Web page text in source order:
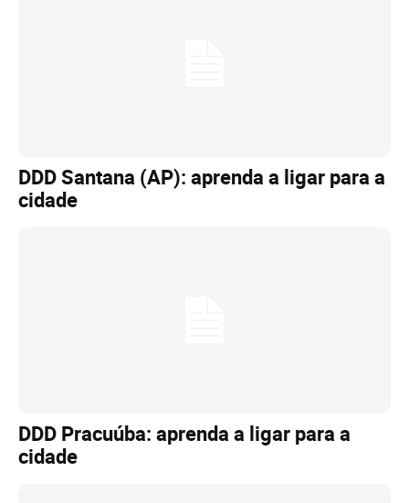
DDD Santana (AP): aprenda a ligar para a
cidade
DDD Pracuúba: aprenda a ligar para a
cidade